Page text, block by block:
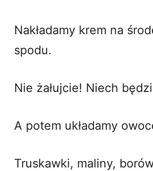
Nakładamy krem na
spodu.
Nie żałujcie! Niech
A potem układamy
Truskawki, maliny,